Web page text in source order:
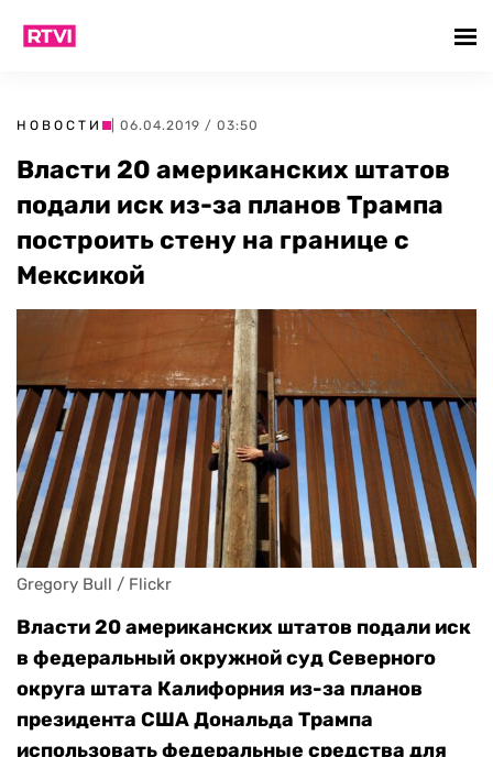
НОВОСТИ | 06.04.2019 / 03:50
Власти 20 американских штатов
подали иск из-за планов Трампа
построить стену на границе с
Мексикой
Gregory Bull / Flickr
Власти 20 американских штатов подали иск
в федеральный окружной суд Северного
округа штата Калифорния из-за планов
президента США Дональда Трампа
использовать федеральные средства для